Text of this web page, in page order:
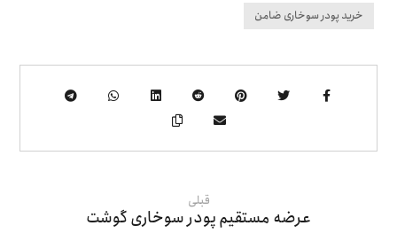
خرید پودر سوخاری ضامن
قبلی
عرضه مستقیم پودر سوخاری گوشت